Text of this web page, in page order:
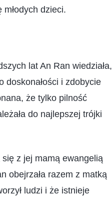
dzieci.
lat An Ran wiedziała,
doskonałości i zdobycie
że tylko pilność
do najlepszej trójki
się z jej mamą ewangelią
obejrzała razem z matką
ludzi i że istnieje